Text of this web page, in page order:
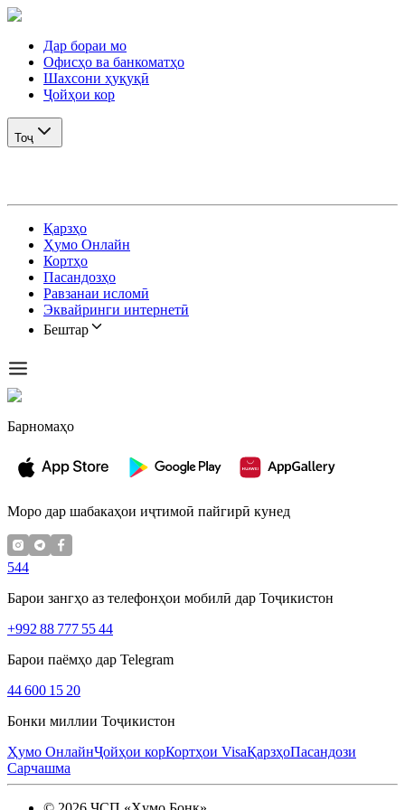
Дар бораи мо
Офисҳо ва банкоматҳо
Шахсони ҳуқуқӣ
Ҷойҳои кор
Тоҷ
Қарзҳо
Ҳумо Онлайн
Кортҳо
Пасандозҳо
Равзанаи исломӣ
Эквайринги интернетӣ
Бештар
Барномаҳо
Моро дар шабакаҳои иҷтимоӣ пайгирӣ кунед
544
Барои зангҳо аз телефонҳои мобилӣ дар Тоҷикистон
+992 88 777 55 44
Барои паёмҳо дар Telegram
44 600 15 20
Бонки миллии Тоҷикистон
Ҳумо ОнлайнҶойҳои корКортҳои VisaҚарзҳоПасандози
Сарчашма